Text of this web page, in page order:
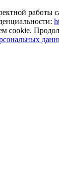
работы
cookie.